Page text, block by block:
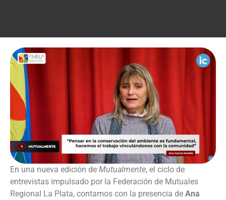
En una nueva edición de Mutualmente, el ciclo de
entrevistas impulsado por la Federación de Mutuales
Regional La Plata, contamos con la presencia de Ana